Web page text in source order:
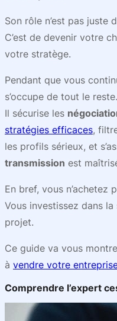
Son rôle n’est pas juste
C’est de devenir votre
votre stratège.
Pendant que vous
s’occupe de tout le reste.
Il sécurise les
stratégies efficaces,
les profils sérieux, et
transmission est
En bref, vous n’achetez
Vous investissez dans
projet.
Ce guide va vous
à vendre votre
Comprendre l’expert